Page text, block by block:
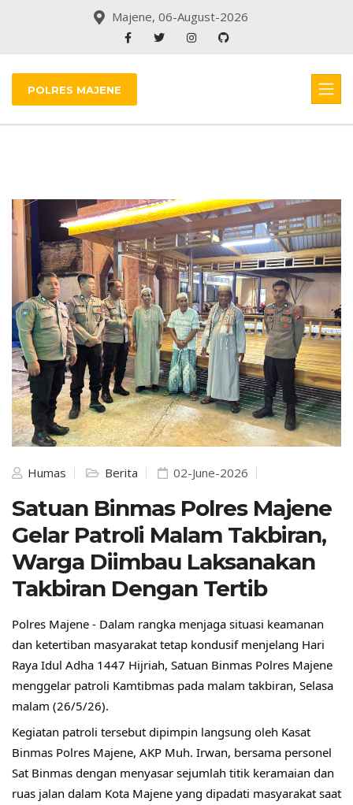
Majene, 06-August-2026
POLRES MAJENE
Humas Berita 02-June-2026
Satuan Binmas Polres Majene
Gelar Patroli Malam Takbiran,
Warga Diimbau Laksanakan
Takbiran Dengan Tertib
Polres Majene - Dalam rangka menjaga situasi keamanan
dan ketertiban masyarakat tetap kondusif menjelang Hari
Raya Idul Adha 1447 Hijriah, Satuan Binmas Polres Majene
menggelar patroli Kamtibmas pada malam takbiran, Selasa
malam (26/5/26).
Kegiatan patroli tersebut dipimpin langsung oleh Kasat
Binmas Polres Majene, AKP Muh. Irwan, bersama personel
Sat Binmas dengan menyasar sejumlah titik keramaian dan
ruas jalan dalam Kota Majene yang dipadati masyarakat saat